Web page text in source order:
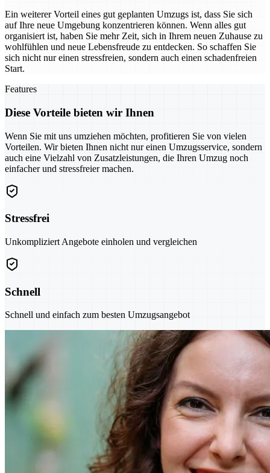
Ein weiterer Vorteil eines gut geplanten Umzugs ist, dass Sie sich
auf Ihre neue Umgebung konzentrieren können. Wenn alles gut
organisiert ist, haben Sie mehr Zeit, sich in Ihrem neuen Zuhause zu
wohlfühlen und neue Lebensfreude zu entdecken. So schaffen Sie
sich nicht nur einen stressfreien, sondern auch einen schadenfreien
Start.
Features
Diese Vorteile bieten wir Ihnen
Wenn Sie mit uns umziehen möchten, profitieren Sie von vielen
Vorteilen. Wir bieten Ihnen nicht nur einen Umzugsservice, sondern
auch eine Vielzahl von Zusatzleistungen, die Ihren Umzug noch
einfacher und stressfreier machen.
Stressfrei
Unkompliziert Angebote einholen und vergleichen
Schnell
Schnell und einfach zum besten Umzugsangebot